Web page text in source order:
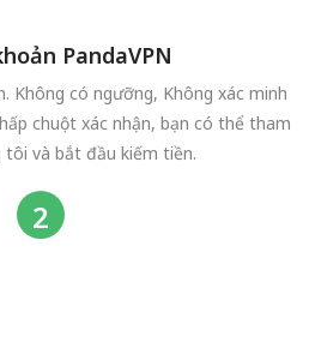
PandaVPN
Không có ngưỡng, Không xác minh
chuột xác nhận, bạn có thể tham
tôi và bắt đầu kiếm tiền.